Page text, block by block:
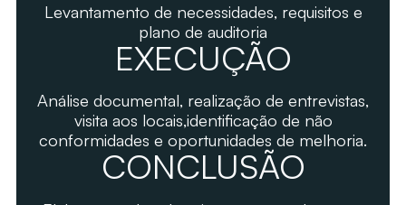
Levantamento de necessidades, requisitos e
plano de auditoria
EXECUÇÃO
Análise documental, realização de entrevistas,
visita aos locais,identificação de não
conformidades e oportunidades de melhoria.
CONCLUSÃO